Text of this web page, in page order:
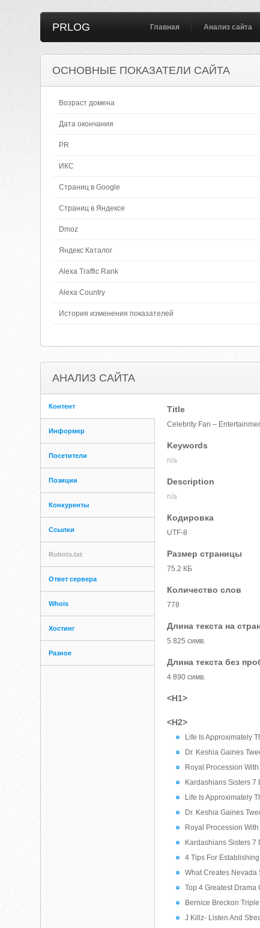
PRLOG Главная Анализ сайта
ОСНОВНЫЕ ПОКАЗАТЕЛИ САЙТА
Возраст домена
Дата окончания
PR
ИКС
Страниц в Google
Страниц в Яндексе
Dmoz
Яндекс Каталог
Alexa Traffic Rank
Alexa Country
История изменения показателей
АНАЛИЗ САЙТА
Контент
Информер
Посетители
Позиции
Конкуренты
Ссылки
Robots.txt
Ответ сервера
Whois
Хостинг
Разное
Title
Celebrity Fan –
Keywords
n/a
Description
n/a
Кодировка
UTF-8
Размер страницы
75.2 КБ
Количество слов
778
Длина текста на
5 825 симв.
Длина текста без
4 890 симв.
<H1>
<H2>
Life Is Approximately
Dr. Keshia Gaines
Royal Procession
Kardashians Sisters 7
Life Is Approximately
Dr. Keshia Gaines
Royal Procession
Kardashians Sisters 7
4 Tips For
What Creates Nevada
Top 4 Greatest Drama
Bernice Breckon
J Killz- Listen And